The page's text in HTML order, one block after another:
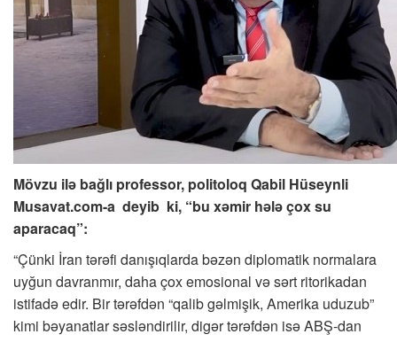
Mövzu ilə bağlı professor, politoloq Qabil Hüseynli
Musavat.com-a deyib ki, “bu xəmir hələ çox su
aparacaq”:
“Çünki İran tərəfi danışıqlarda bəzən diplomatik normalara
uyğun davranmır, daha çox emosional və sərt ritorikadan
istifadə edir. Bir tərəfdən “qalib gəlmişik, Amerika uduzub”
kimi bəyanatlar səsləndirilir, digər tərəfdən isə ABŞ-dan